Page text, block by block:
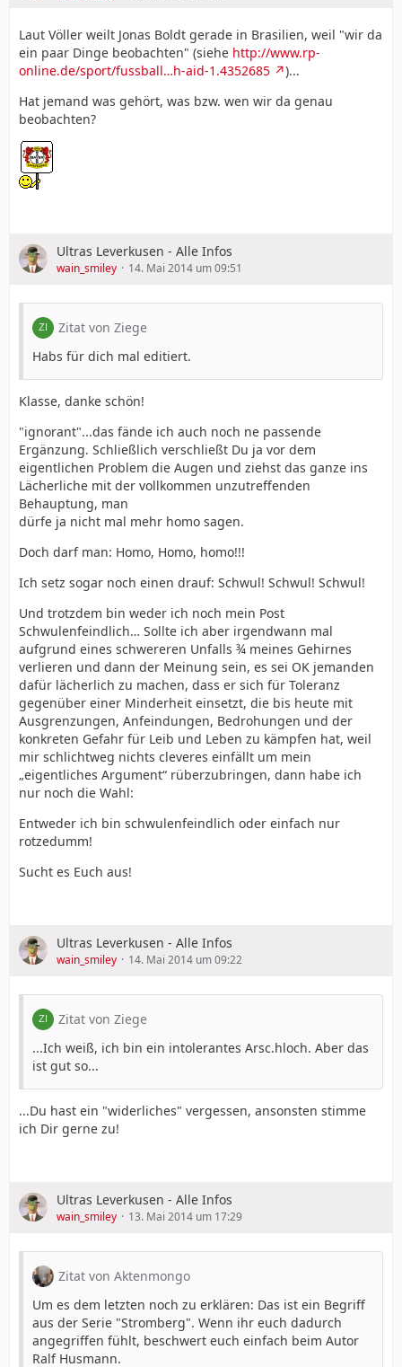
Laut Völler weilt Jonas Boldt gerade in Brasilien, weil "wir da
ein paar Dinge beobachten" (siehe http://www.rp-
online.de/sport/fussball…h-aid-1.4352685
)...
Hat jemand was gehört, was bzw. wen wir da genau
beobachten?
Ultras Leverkusen - Alle Infos
wain_smiley 14. Mai 2014 um 09:51
Zitat von Ziege
Habs für dich mal editiert.
Klasse, danke schön!
"ignorant"...das fände ich auch noch ne passende
Ergänzung. Schließlich verschließt Du ja vor dem
eigentlichen Problem die Augen und ziehst das ganze ins
Lächerliche mit der vollkommen unzutreffenden
Behauptung, man
dürfe ja nicht mal mehr homo sagen.
Doch darf man: Homo, Homo, homo!!!
Ich setz sogar noch einen drauf: Schwul! Schwul! Schwul!
Und trotzdem bin weder ich noch mein Post
Schwulenfeindlich… Sollte ich aber irgendwann mal
aufgrund eines schwereren Unfalls ¾ meines Gehirnes
verlieren und dann der Meinung sein, es sei OK jemanden
dafür lächerlich zu machen, dass er sich für Toleranz
gegenüber einer Minderheit einsetzt, die bis heute mit
Ausgrenzungen, Anfeindungen, Bedrohungen und der
konkreten Gefahr für Leib und Leben zu kämpfen hat, weil
mir schlichtweg nichts cleveres einfällt um mein
„eigentliches Argument“ rüberzubringen, dann habe ich
nur noch die Wahl:
Entweder ich bin schwulenfeindlich oder einfach nur
rotzedumm!
Sucht es Euch aus!
Ultras Leverkusen - Alle Infos
wain_smiley 14. Mai 2014 um 09:22
Zitat von Ziege
...Ich weiß, ich bin ein intolerantes Arsc.hloch. Aber das
ist gut so...
...Du hast ein "widerliches" vergessen, ansonsten stimme
ich Dir gerne zu!
Ultras Leverkusen - Alle Infos
wain_smiley 13. Mai 2014 um 17:29
Zitat von Aktenmongo
Um es dem letzten noch zu erklären: Das ist ein Begriff
aus der Serie "Stromberg". Wenn ihr euch dadurch
angegriffen fühlt, beschwert euch einfach beim Autor
Ralf Husmann.